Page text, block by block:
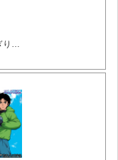
AT｢SGラッシュ｣(ぶっちぎりバトル／SGレースなど)